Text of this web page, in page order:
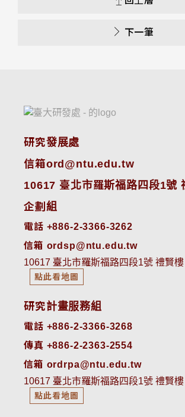
下一筆
研究發展處
信箱ord@ntu.edu.tw
10617 臺北市羅斯福路四段1號
企劃組
電話 +886-2-3366-3262
信箱 ordsp@ntu.edu.tw
10617 臺北市羅斯福路四段1號 禮賢
點此看地圖
研究計畫服務組
電話 +886-2-3366-3268
傳真 +886-2-2363-2554
信箱 ordrpa@ntu.edu.tw
10617 臺北市羅斯福路四段1號 禮賢
點此看地圖